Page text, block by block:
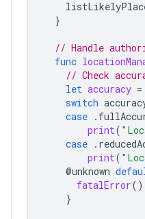
}
// Handle
func
// Check
let accuracy =
switch
case .
print(
case .
print(
@unknown
fatalError()
}